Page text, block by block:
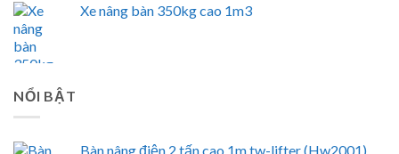
Xe nâng bàn 350kg cao 1m3
NỔI BẬT
Bàn nâng điện 2 tấn cao 1m tw-lifter (Hw2001)